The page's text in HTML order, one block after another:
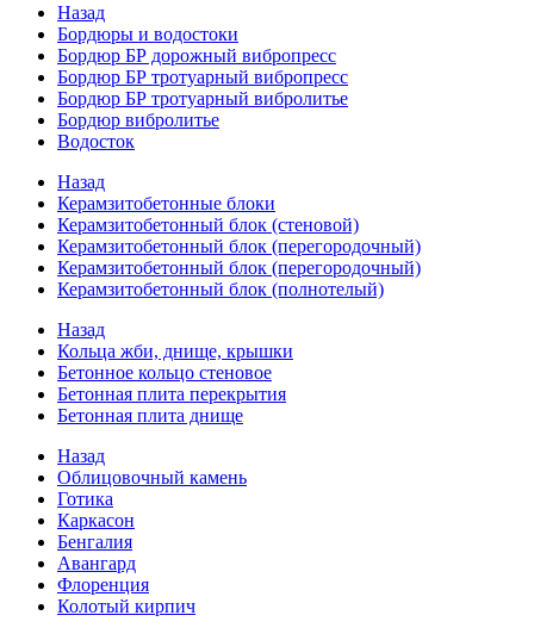
Назад
Бордюры и водостоки
Бордюр БР дорожный вибропресс
Бордюр БР тротуарный вибропресс
Бордюр БР тротуарный вибролитье
Бордюр вибролитье
Водосток
Назад
Керамзитобетонные блоки
Керамзитобетонный блок (стеновой)
Керамзитобетонный блок (перегородочный)
Керамзитобетонный блок (перегородочный)
Керамзитобетонный блок (полнотелый)
Назад
Кольца жби, днище, крышки
Бетонное кольцо стеновое
Бетонная плита перекрытия
Бетонная плита днище
Назад
Облицовочный камень
Готика
Каркасон
Бенгалия
Авангард
Флоренция
Колотый кирпич